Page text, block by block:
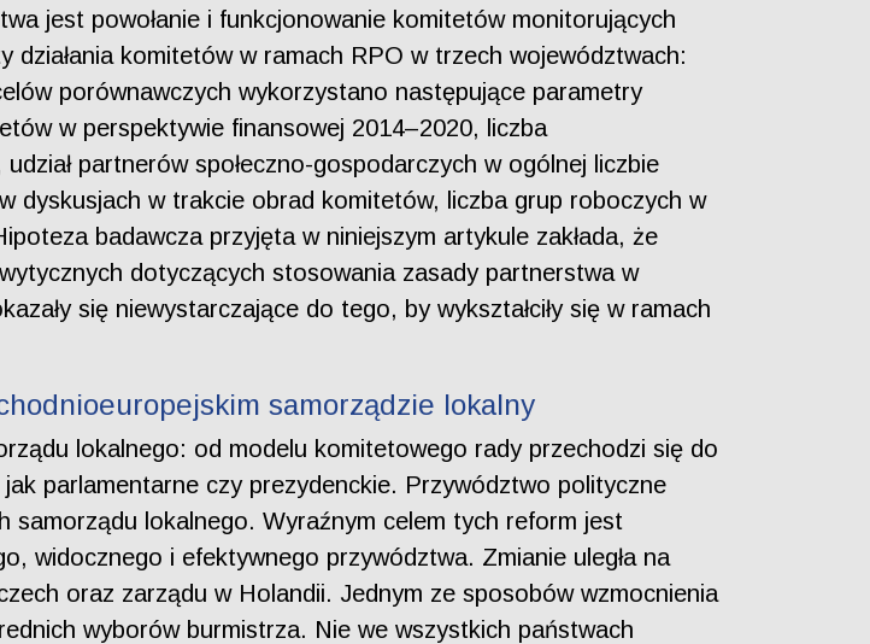
jest powołanie i funkcjonowanie komitetów monitorujących
komitetów w ramach RPO w trzech województwach:
porównawczych wykorzystano następujące parametry
w perspektywie finansowej 2014–2020, liczba
partnerów społeczno-gospodarczych w ogólnej liczbie
dyskusjach w trakcie obrad komitetów, liczba grup roboczych w
badawcza przyjęta w niniejszym artykule zakłada, że
dotyczących stosowania zasady partnerstwa w
się niewystarczające do tego, by wykształciły się w ramach
samorządzie lokalny
lokalnego: od modelu komitetowego rady przechodzi się do
parlamentarne czy prezydenckie. Przywództwo polityczne
lokalnego. Wyraźnym celem tych reform jest
widocznego i efektywnego przywództwa. Zmianie uległa na
oraz zarządu w Holandii. Jednym ze sposobów wzmocnienia
wyborów burmistrza. Nie we wszystkich państwach